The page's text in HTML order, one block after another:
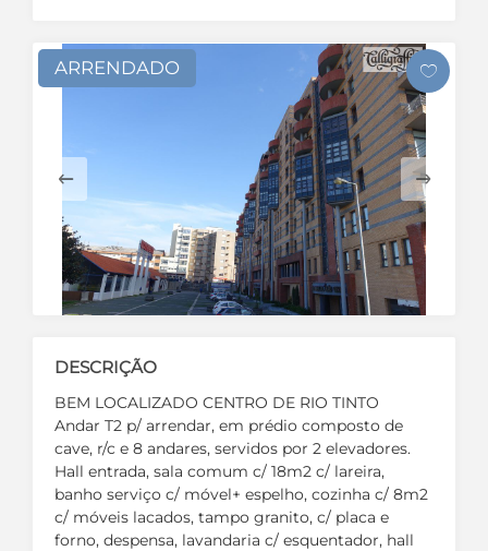
ARRENDADO
DESCRIÇÃO
BEM LOCALIZADO CENTRO DE RIO TINTO
Andar T2 p/ arrendar, em prédio composto de
cave, r/c e 8 andares, servidos por 2 elevadores.
Hall entrada, sala comum c/ 18m2 c/ lareira,
banho serviço c/ móvel+ espelho, cozinha c/ 8m2
c/ móveis lacados, tampo granito, c/ placa e
forno, despensa, lavandaria c/ esquentador, hall